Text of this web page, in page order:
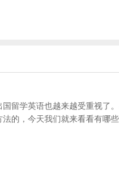
留学英语也越来越受重视了
的，今天我们就来看看有哪些